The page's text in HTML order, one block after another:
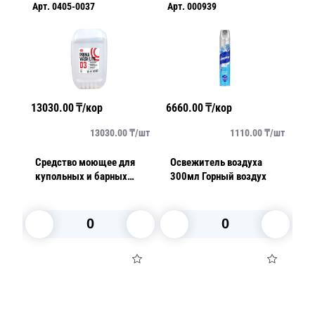
Арт. 0405-0037
13030.00₸/кор
13030.00₸/шт
Средство моющее для
купольных и барных
кг ПНД
Арт. 000939
6660.00₸/кор
1110.00₸/шт
Освежитель воздуха
300мл Горный воздух